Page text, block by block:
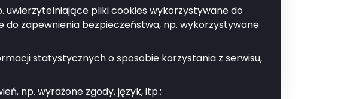
uwierzytelniające pliki cookies wykorzystywane do
do zapewnienia bezpieczeństwa, np. wykorzystywane
statystycznych o sposobie korzystania z serwisu,
np. wyrażone zgody, język, itp.;